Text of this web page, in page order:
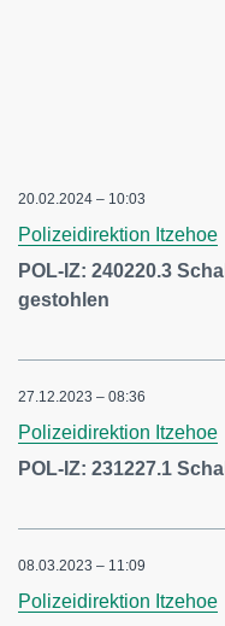
20.02.2024 – 10:03
Polizeidirektion Itzehoe
POL-IZ: 240220.3
gestohlen
27.12.2023 – 08:36
Polizeidirektion Itzehoe
POL-IZ: 231227.1
08.03.2023 – 11:09
Polizeidirektion Itzehoe